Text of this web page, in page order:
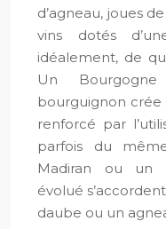
d’agneau, joues
vins dotés
idéalement, de
Un
bourguignon crée
renforcé par
parfois du
Madiran ou un
évolué
daube ou un